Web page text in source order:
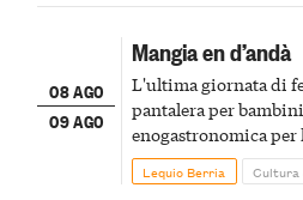
08 AGO
09 AGO
Mangia en d’andà
L'ultima giornata di
pantalera per
enogastronomica per
pirotecnico
Lequio Berria Cultura